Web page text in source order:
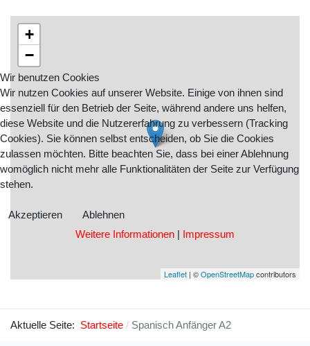
+
−
Leaflet | ©OpenStreetMapcontributors
Aktuelle Seite: Startseite Spanisch Anfänger A2
Wir benutzen Cookies
Wir nutzen Cookies auf unserer Website. Einige von ihnen sind
essenziell für den Betrieb der Seite, während andere uns helfen,
diese Website und die Nutzererfahrung zu verbessern (Tracking
Cookies). Sie können selbst entscheiden, ob Sie die Cookies
zulassen möchten. Bitte beachten Sie, dass bei einer Ablehnung
womöglich nicht mehr alle Funktionalitäten der Seite zur Verfügung
stehen.
Akzeptieren
Ablehnen
Weitere Informationen | Impressum